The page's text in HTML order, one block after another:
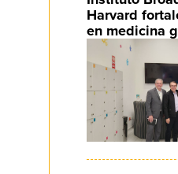
Harvard
en medicina